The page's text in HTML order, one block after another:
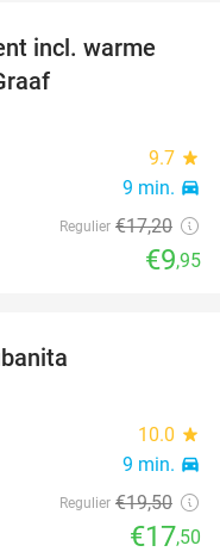
42%
incl. warme
9.7 star
9 min. directions_car
Regulier €17,20
€9,95
10.0 star
9 min. directions_car
Regulier €19,50
€17,50